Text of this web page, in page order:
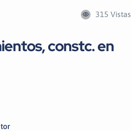
315 Vistas
constc. en